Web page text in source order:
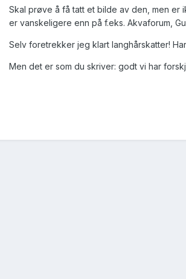
Skal prøve å få tatt et bilde av den, men er
er vanskeligere enn på f.eks. Akvaforum,
Selv foretrekker jeg klart langhårskatter!
Men det er som du skriver: godt vi har